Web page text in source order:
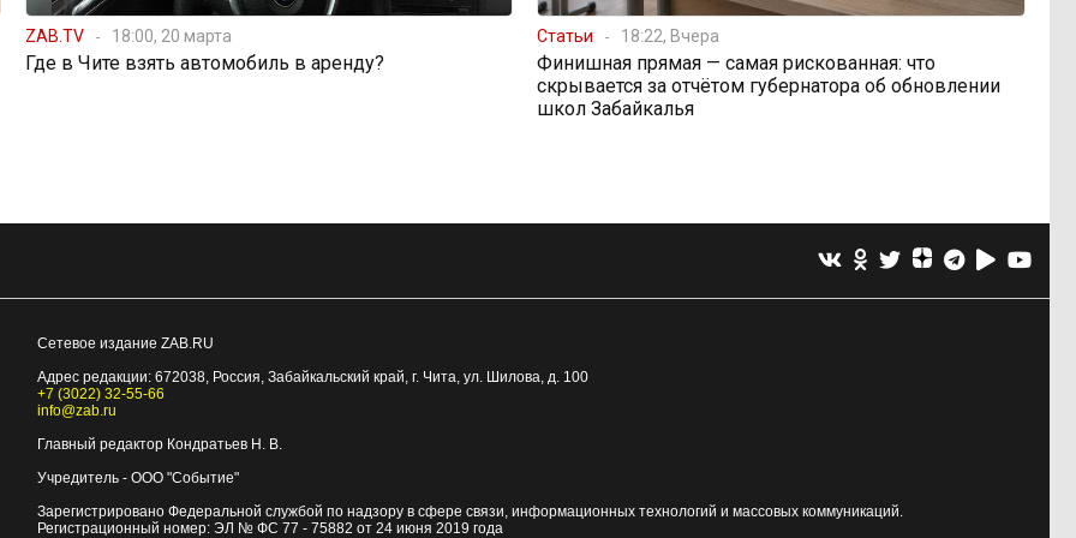
ZAB.TV 18:00, 20 марта
Где в Чите взять автомобиль в аренду?
Статьи 18:22, Вчера
Финишная прямая — самая рискованная: что
скрывается за отчётом губернатора об обновлении
школ Забайкалья
Сетевое издание ZAB.RU
Адрес редакции: 672038, Россия, Забайкальский край, г. Чита, ул. Шилова, д. 100
+7 (3022) 32-55-66
info@zab.ru
Главный редактор Кондратьев Н. В.
Учредитель - ООО "Событие"
Зарегистрировано Федеральной службой по надзору в сфере связи, информационных технологий и массовых коммуникаций.
Регистрационный номер: ЭЛ № ФС 77 - 75882 от 24 июня 2019 года